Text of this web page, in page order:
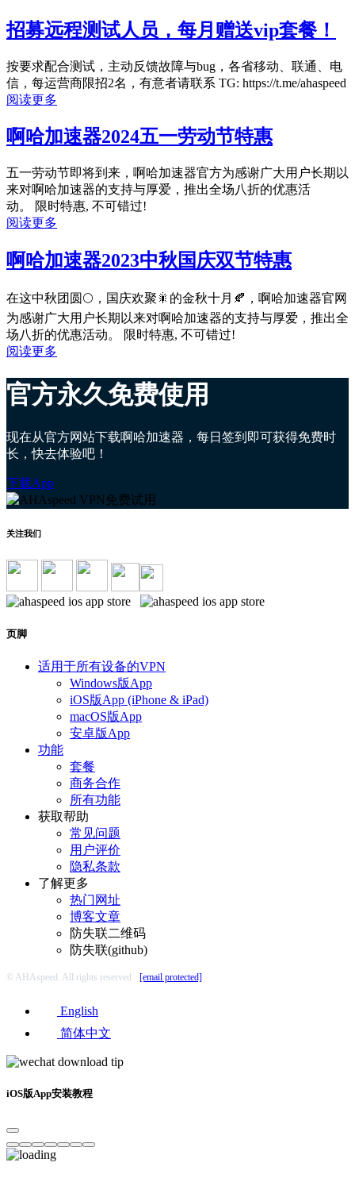
招募远程测试人员，每月赠送vip套餐！
按要求配合测试，主动反馈故障与bug，各省移动、联通、电
信，每运营商限招2名，有意者请联系 TG: https://t.me/ahaspeed
阅读更多
啊哈加速器2024五一劳动节特惠
五一劳动节即将到来，啊哈加速器官方为感谢广大用户长期以
来对啊哈加速器的支持与厚爱，推出全场八折的优惠活
动。 限时特惠, 不可错过!
阅读更多
啊哈加速器2023中秋国庆双节特惠
在这中秋团圆🌕，国庆欢聚🎇的金秋十月🍂，啊哈加速器官网
为感谢广大用户长期以来对啊哈加速器的支持与厚爱，推出全
场八折的优惠活动。 限时特惠, 不可错过!
阅读更多
官方永久免费使用
现在从官方网站下载啊哈加速器，每日签到即可获得免费时
长，快去体验吧！
下载App
关注我们
页脚
适用于所有设备的VPN
Windows版App
iOS版App (iPhone & iPad)
macOS版App
安卓版App
功能
套餐
商务合作
所有功能
获取帮助
常见问题
用户评价
隐私条款
了解更多
热门网址
博客文章
防失联二维码
防失联(github)
© AHAspeed. All rights reserved [email protected]
简体中文
iOS版App安装教程